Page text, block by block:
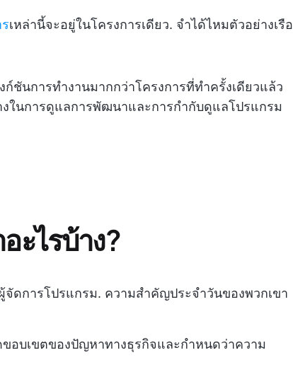
เหล่านี้จะอยู่ในโครงการเดียว. จำได้ไหมตัวอย่างเรือ
ชันการทำงานมากกว่าโครงการที่ทำครั้งเดียวแล้ว
งในการดูแลการพัฒนาและการกำกับดูแลโปรแกรม
ะไรบ้าง?
ดการโปรแกรม. ความสำคัญประจำวันของพวกเขา
อบเขตของปัญหาทางธุรกิจและกำหนดว่าความ